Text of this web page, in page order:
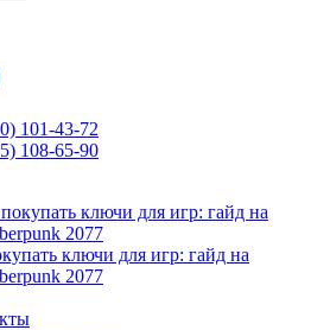
101-43-72
108-65-90
ключи для игр: гайд на
2077